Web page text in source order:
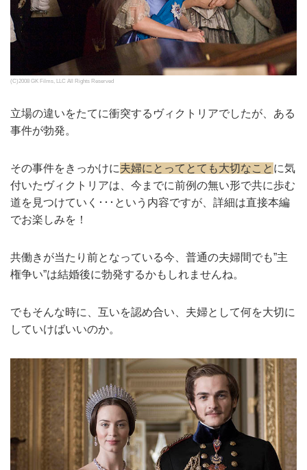
(C)2008 GK Films, LLC All Rights Reserved
立場の違いをたてに衝突するヴィクトリアでしたが、ある
事件が勃発。
その事件をきっかけに夫婦にとってとても大切なこと に気
付いたヴィクトリアは、今までに前例の無い形で共に歩む
道を見つけていく･･･という内容ですが、詳細は直接本編
でお楽しみを！
共働きが当たり前となっている今、普通の夫婦間でも”主
権争い”は結婚後に勃発するかもしれませんね。
でもそんな時に、互いを認め合い、夫婦として何を大切に
していけばいいのか。